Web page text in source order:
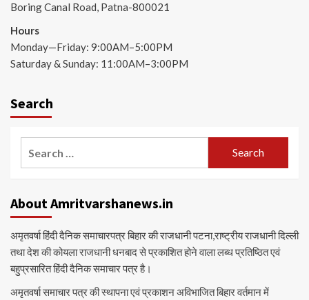
Boring Canal Road, Patna-800021
Hours
Monday—Friday: 9:00AM–5:00PM
Saturday & Sunday: 11:00AM–3:00PM
Search
About Amritvarshanews.in
अमृतवर्षा हिंदी दैनिक समाचारपत्र बिहार की राजधानी पटना,राष्ट्रीय राजधानी दिल्ली
तथा देश की कोयला राजधानी धनबाद से प्रकाशित होने वाला लब्ध प्रतिष्ठित एवं
बहुप्रसारित हिंदी दैनिक समाचार पत्र है।
अमृतवर्षा समाचार पत्र की स्थापना एवं प्रकाशन अविभाजित बिहार वर्तमान में